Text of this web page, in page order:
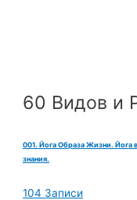
60 Видов и
001. Йога Образа Жизни. Йога
знания.
104 Записи